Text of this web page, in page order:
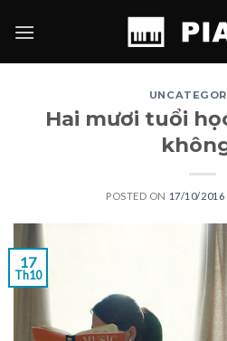
Hai mươi tuổi
POSTED ON 17/10/2016
17
Th10